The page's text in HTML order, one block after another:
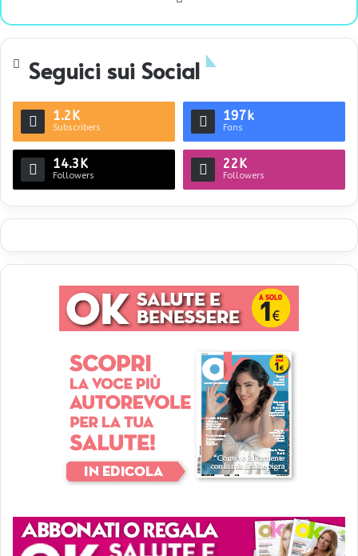
te
Seguici sui Social
1.2K
Subscribers
197k
Fans
14.3K
Followers
22K
Followers